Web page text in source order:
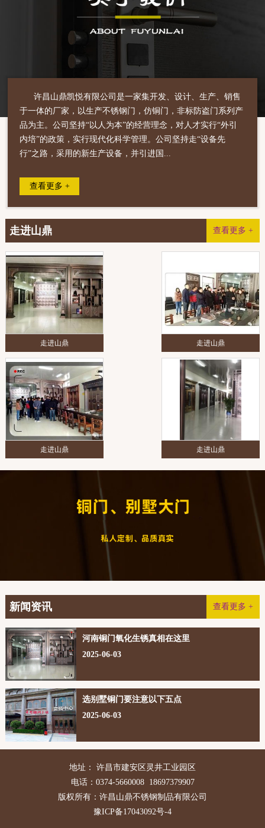
许昌山鼎凯悦有限公司是一家集开发、设计、生产、销售
于一体的厂家，以生产不锈钢门，仿铜门，非标防盗门系列产
品为主。公司坚持“以人为本”的经营理念，对人才实行“外引
内培”的政策，实行现代化科学管理。公司坚持走“设备先
行”之路，采用的新生产设备，并引进国...
查看更多 +
查看更多 +
走进山鼎
走进山鼎 走进山鼎
走进山鼎 走进山鼎
查看更多 +
新闻资讯
河南铜门氧化生锈真相在这里
2025-06-03
选别墅铜门要注意以下五点
2025-06-03
地址： 许昌市建安区灵井工业园区
电话：0374-5660008 18697379907
版权所有：许昌山鼎不锈钢制品有限公司
豫ICP备17043092号-4